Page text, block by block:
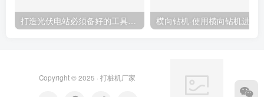
打造光伏电站必须备好的工具：光伏压桩机
Copyright © 2025 · 打桩机厂家